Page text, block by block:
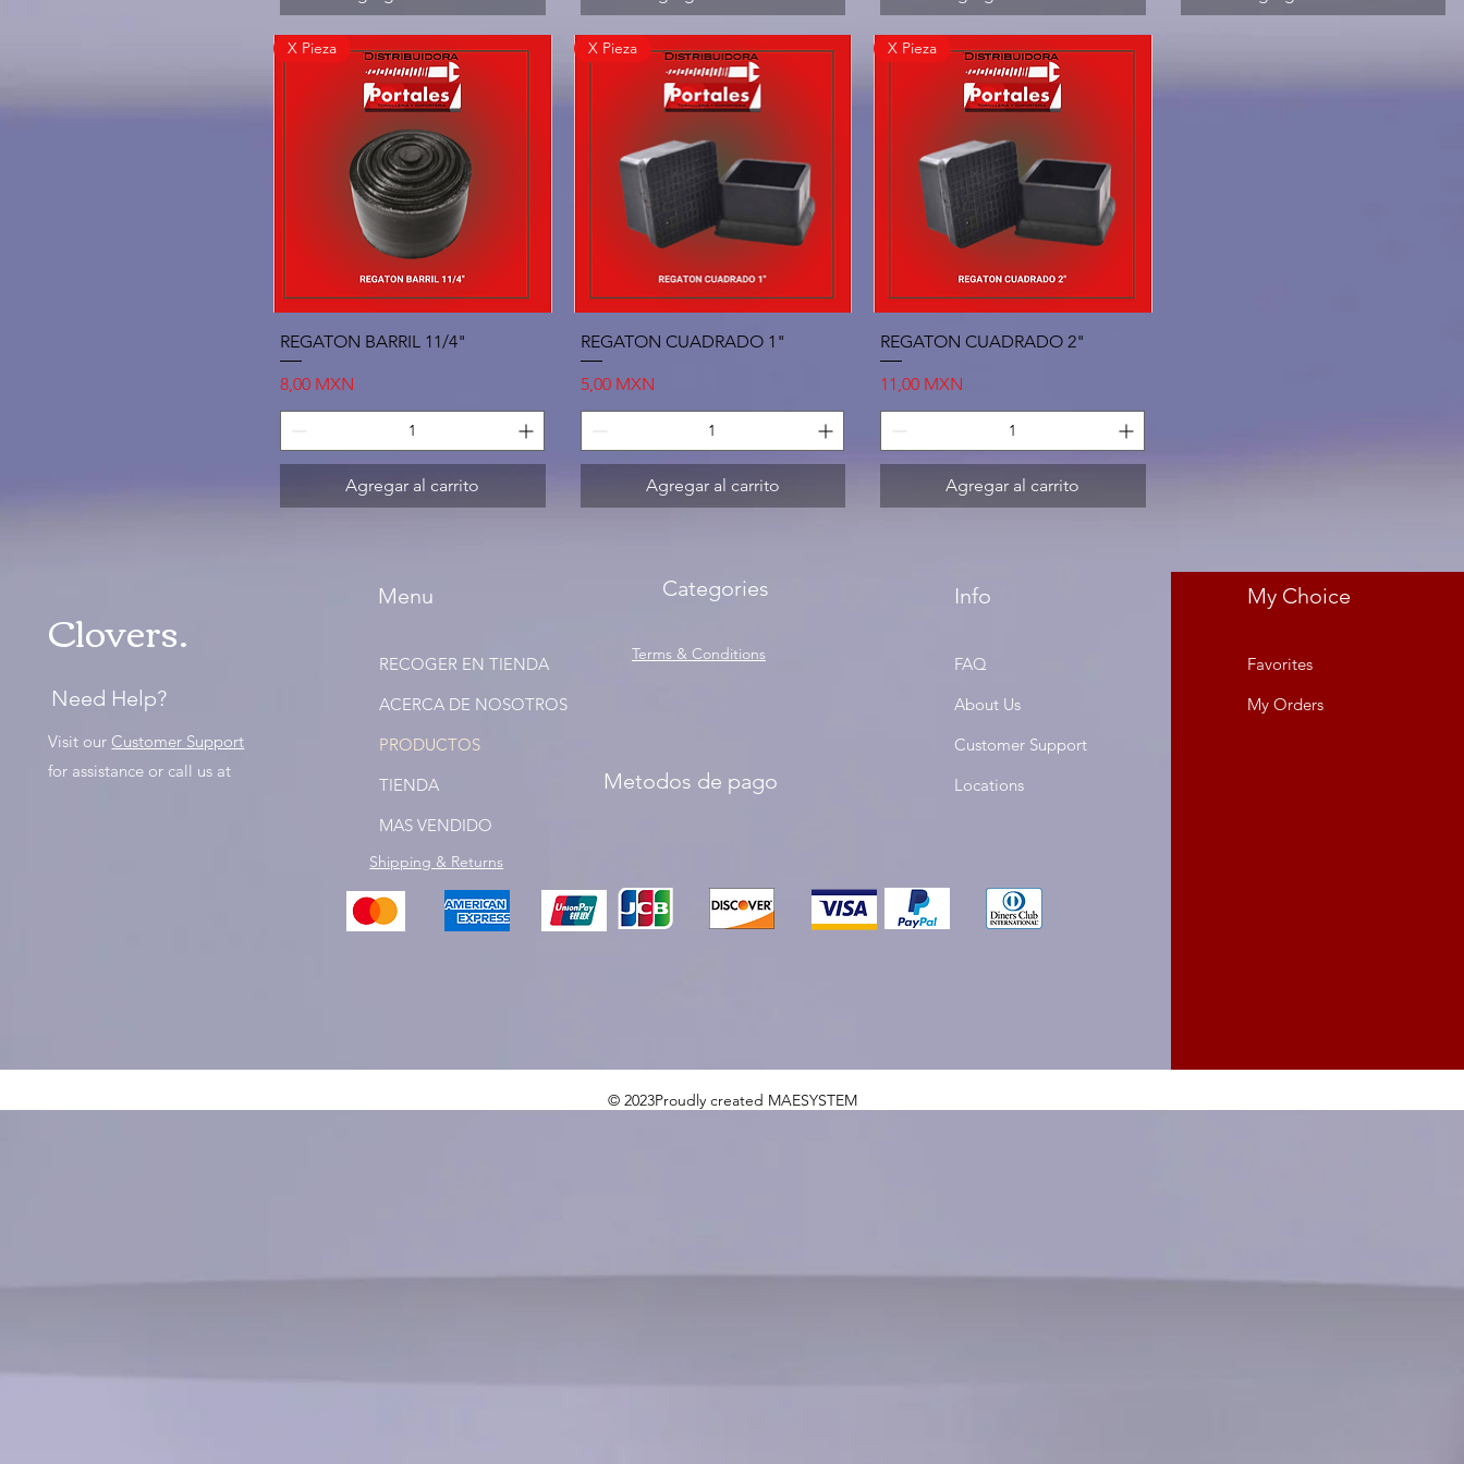
Vista rápida
X Pieza
REGATON BARRIL 11/4"
Precio
8,00 MXN
Agregar al carrito
Vista rápida
X Pieza
REGATON CUADRADO 1"
Precio
5,00 MXN
Agregar al carrito
Vista rápida
X Pieza
REGATON CUADRADO 2"
Precio
11,00 MXN
Agregar al carrito
Clovers.
Need Help?
Visit our Customer Support
for assistance or call us at
Menu
RECOGER EN TIENDA
ACERCA DE NOSOTROS
PRODUCTOS
TIENDA
MAS VENDIDO
Shipping & Returns
Categories
Terms & Conditions
Info
FAQ
About Us
Customer Support
Locations
My Choice
Favorites
My Orders
Metodos de pago
© 2023Proudly created MAESYSTEM